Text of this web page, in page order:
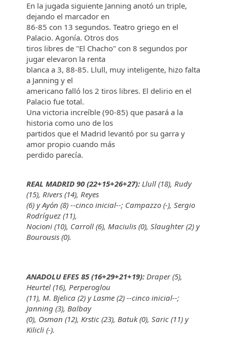
En la jugada siguiente Janning anotó un triple,
dejando el marcador en
86-85 con 13 segundos. Teatro griego en el
Palacio. Agonía. Otros dos
tiros libres de "El Chacho" con 8 segundos por
jugar elevaron la renta
blanca a 3, 88-85. Llull, muy inteligente, hizo falta
a Janning y el
americano falló los 2 tiros libres. El delirio en el
Palacio fue total.
Una victoria increíble (90-85) que pasará a la
historia como uno de los
partidos que el Madrid levantó por su garra y
amor propio cuando más
perdido parecía.
REAL MADRID 90 (22+15+26+27): Llull (18), Rudy
(15), Rivers (14), Reyes
(6) y Ayón (8) --cinco inicial--; Campazzo (-), Sergio
Rodríguez (11),
Nocioni (10), Carroll (6), Maciulis (0), Slaughter (2) y
Bourousis (0).
ANADOLU EFES 85 (16+29+21+19):Draper (5),
Heurtel (16), Perperoglou
(11), M. Bjelica (2) y Lasme (2) --cinco inicial--;
Janning (3), Balbay
(0), Osman (12), Krstic (23), Batuk (0), Saric (11) y
Kilicli (-).